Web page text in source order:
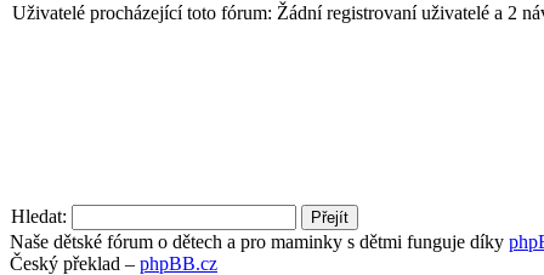
Uživatelé procházející toto fórum: Žádní registrovaní uživatelé a 2
Hledat:
Naše dětské fórum o dětech a pro maminky s dětmi funguje díky
Český překlad – phpBB.cz